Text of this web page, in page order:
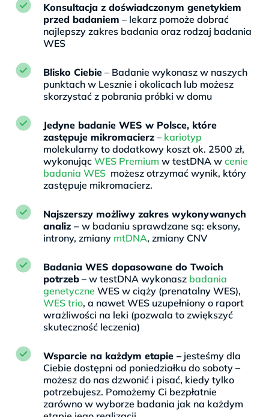
Konsultacja z doświadczonym genetykiem
przed badaniem – lekarz pomoże dobrać
najlepszy zakres badania oraz rodzaj badania
WES
Blisko Ciebie – Badanie wykonasz w naszych
punktach w Lesznie i okolicach lub możesz
skorzystać z pobrania próbki w domu
Jedyne badanie WES w Polsce, które
zastępuje mikromacierz – kariotyp
molekularny to dodatkowy koszt ok. 2500 zł,
wykonując WES Premium w testDNA w cenie
badania WES możesz otrzymać wynik, który
zastępuje mikromacierz.
Najszerszy możliwy zakres wykonywanych
analiz – w badaniu sprawdzane są: eksony,
introny, zmiany mtDNA, zmiany CNV
Badania WES dopasowane do Twoich
potrzeb – w testDNA wykonasz badania
genetyczne WES w ciąży (prenatalny WES),
WES trio, a nawet WES uzupełniony o raport
wrażliwości na leki (pozwala to zwiększyć
skuteczność leczenia)
Wsparcie na każdym etapie – jesteśmy dla
Ciebie dostępni od poniedziałku do soboty –
możesz do nas dzwonić i pisać, kiedy tylko
potrzebujesz. Pomożemy Ci bezpłatnie
zarówno w wyborze badania jak na każdym